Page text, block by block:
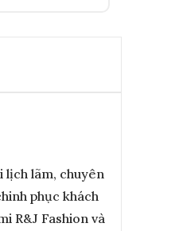
lịch lãm, chuyên
phục khách
R&J Fashion và